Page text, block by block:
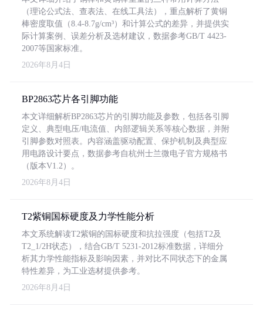
（理论公式法、查表法、在线工具法），重点解析了黄铜
棒密度取值（8.4-8.7g/cm³）和计算公式的差异，并提供实
际计算案例、误差分析及选材建议，数据参考GB/T 4423-
2007等国家标准。
2026年8月4日
BP2863芯片各引脚功能
本文详细解析BP2863芯片的引脚功能及参数，包括各引脚
定义、典型电压/电流值、内部逻辑关系等核心数据，并附
引脚参数对照表。内容涵盖驱动配置、保护机制及典型应
用电路设计要点，数据参考自杭州士兰微电子官方规格书
（版本V1.2）。
2026年8月4日
T2紫铜国标硬度及力学性能分析
本文系统解读T2紫铜的国标硬度和抗拉强度（包括T2及
T2_1/2H状态），结合GB/T 5231-2012标准数据，详细分
析其力学性能指标及影响因素，并对比不同状态下的金属
特性差异，为工业选材提供参考。
2026年8月4日